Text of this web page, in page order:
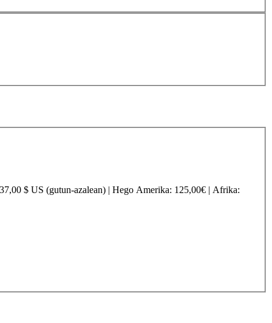
$ US (gutun-azalean) | Hego Amerika: 125,00€ | Afrika: